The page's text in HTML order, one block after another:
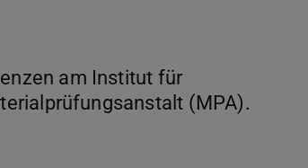
am Institut für
(MPA).